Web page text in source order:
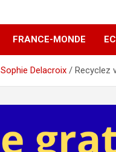
FRANCE-MONDE
Sophie Delacroix Recyclez